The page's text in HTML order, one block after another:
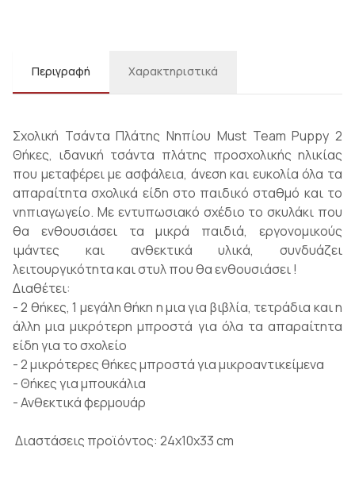
Περιγραφή Χαρακτηριστικά
Σχολική Τσάντα Πλάτης Νηπίου Must Team Puppy 2
Θήκες, ιδανική τσάντα πλάτης προσχολικής ηλικίας
που μεταφέρει με ασφάλεια, άνεση και ευκολία όλα τα
απαραίτητα σχολικά είδη στο παιδικό σταθμό και το
νηπιαγωγείο. Με εντυπωσιακό σχέδιο το σκυλάκι που
θα ενθουσιάσει τα μικρά παιδιά, εργονομικούς
ιμάντες και ανθεκτικά υλικά, συνδυάζει
λειτουργικότητα και στυλ που θα ενθουσιάσει !
Διαθέτει:
- 2 θήκες, 1 μεγάλη θήκη η μια για βιβλία, τετράδια και η
άλλη μια μικρότερη μπροστά για όλα τα απαραίτητα
είδη για το σχολείο
- 2 μικρότερες θήκες μπροστά για μικροαντικείμενα
- Θήκες για μπουκάλια
- Ανθεκτικά φερμουάρ
Διαστάσεις προϊόντος: 24x10x33 cm